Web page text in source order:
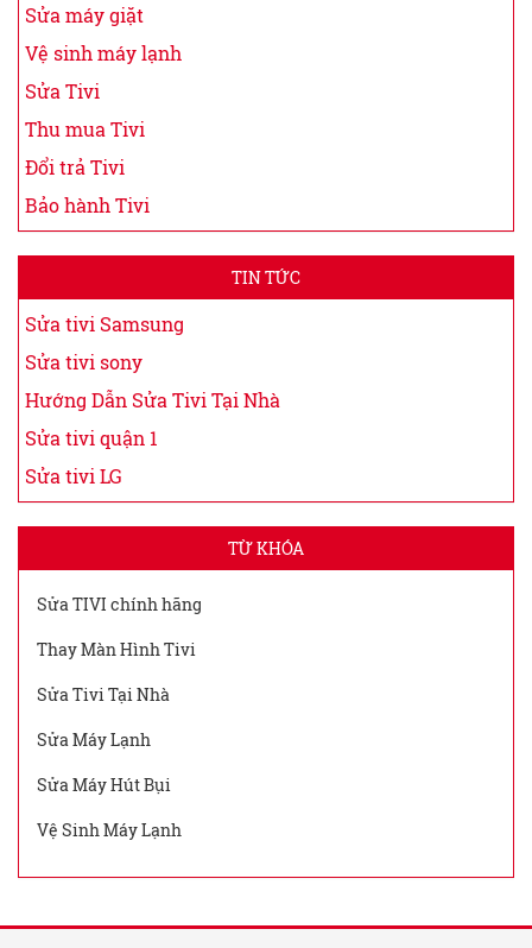
Sửa máy giặt
Vệ sinh máy lạnh
Sửa Tivi
Thu mua Tivi
Đổi trả Tivi
Bảo hành Tivi
TIN TỨC
Sửa tivi Samsung
Sửa tivi sony
Hướng Dẫn Sửa Tivi Tại Nhà
Sửa tivi quận 1
Sửa tivi LG
TỪ KHÓA
Sửa TIVI chính hãng
Thay Màn Hình Tivi
Sửa Tivi Tại Nhà
Sửa Máy Lạnh
Sửa Máy Hút Bụi
Vệ Sinh Máy Lạnh